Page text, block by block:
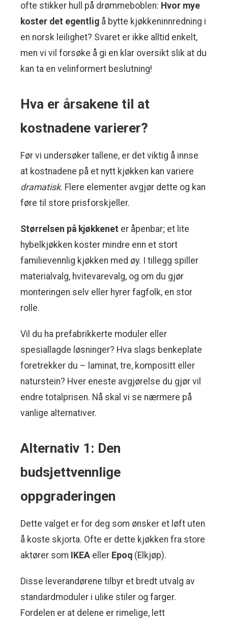
ofte stikker hull på drømmeboblen: Hvor mye
koster det egentlig å bytte kjøkkeninnredning i
en norsk leilighet? Svaret er ikke alltid enkelt,
men vi vil forsøke å gi en klar oversikt slik at du
kan ta en velinformert beslutning!
Hva er årsakene til at
kostnadene varierer?
Før vi undersøker tallene, er det viktig å innse
at kostnadene på et nytt kjøkken kan variere
dramatisk. Flere elementer avgjør dette og kan
føre til store prisforskjeller.
Størrelsen på kjøkkenet er åpenbar; et lite
hybelkjøkken koster mindre enn et stort
familievennlig kjøkken med øy. I tillegg spiller
materialvalg, hvitevarevalg, og om du gjør
monteringen selv eller hyrer fagfolk, en stor
rolle.
Vil du ha prefabrikkerte moduler eller
spesiallagde løsninger? Hva slags benkeplate
foretrekker du – laminat, tre, kompositt eller
naturstein? Hver eneste avgjørelse du gjør vil
endre totalprisen. Nå skal vi se nærmere på
vanlige alternativer.
Alternativ 1: Den
budsjettvennlige
oppgraderingen
Dette valget er for deg som ønsker et løft uten
å koste skjorta. Ofte er dette kjøkken fra store
aktører som
IKEA eller Epoq (Elkjøp).
Disse leverandørene tilbyr et bredt utvalg av
standardmoduler i ulike stiler og farger.
Fordelen er at delene er rimelige, lett